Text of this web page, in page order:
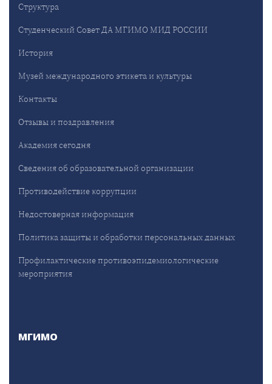
Структура
Студенческий Совет ДА МГИМО МИД РОССИИ
История
Музей международного этикета и культуры
Контакты
Отзывы и поздравления
Академия сегодня
Сведения об образовательной организации
Противодействие коррупции
Недостоверная информация
Политика защиты и обработки персональных данных
Профилактические противоэпидемиологические
мероприятия
МГИМО